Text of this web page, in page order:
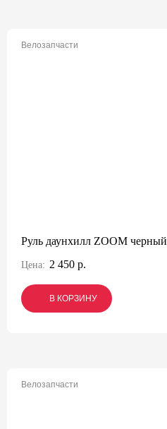
Велозапчасти
Руль даунхилл ZOOM черный
Цена: 2 450 р.
В КОРЗИНУ
В КОРЗИНУ
В КОРЗИНУ
Велозапчасти